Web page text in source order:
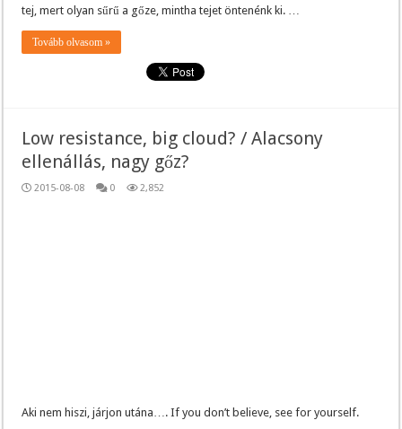
tej, mert olyan sűrű a gőze, mintha tejet öntenénk ki. …
Tovább olvasom »
Low resistance, big cloud? / Alacsony
ellenállás, nagy gőz?
2015-08-08 0 2,852
Aki nem hiszi, járjon utána…. If you don’t believe, see for yourself.